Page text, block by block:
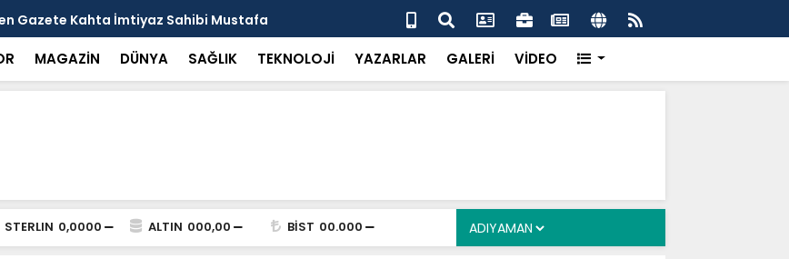
Güneşten Korunmayı Alışkanlık Haline
Haliliye’de her gün 4 bin 898 vatandaşa sıcak yemek
MAGAZİN DÜNYA SAĞLIK TEKNOLOJİ YAZARLAR GALERİ VİDEO
STERLIN 0,0000 ALTIN 000,00 BİST 00.000